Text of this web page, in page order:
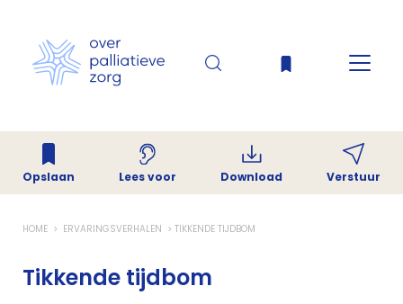
HOME ERVARINGSVERHALEN TIKKENDE TIJDBOM
Tikkende tijdbom
Opslaan Lees voor Download Verstuur